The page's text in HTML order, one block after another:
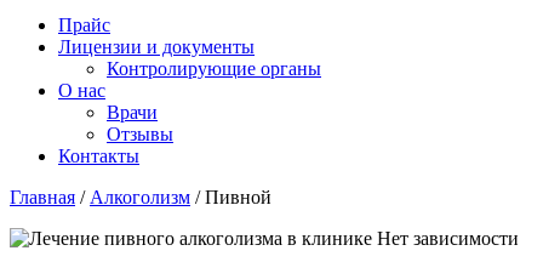
Прайс
Лицензии и документы
Контролирующие органы
О нас
Врачи
Отзывы
Контакты
Главная / Алкоголизм /Пивной